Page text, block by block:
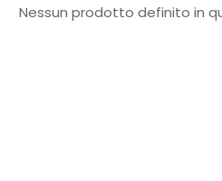
Nessun prodotto definito in